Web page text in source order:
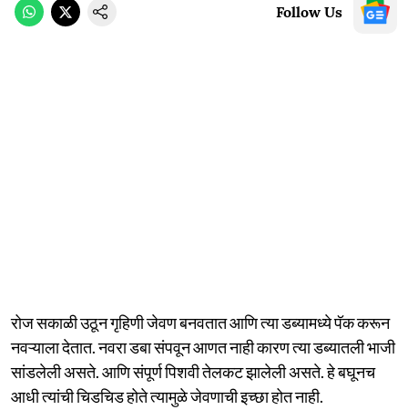
Follow Us
रोज सकाळी उठून गृहिणी जेवण बनवतात आणि त्या डब्यामध्ये पॅक करून
नवऱ्याला देतात. नवरा डबा संपवून आणत नाही कारण त्या डब्यातली भाजी
सांडलेली असते. आणि संपूर्ण पिशवी तेलकट झालेली असते. हे बघूनच
आधी त्यांची चिडचिड होते त्यामुळे जेवणाची इच्छा होत नाही.